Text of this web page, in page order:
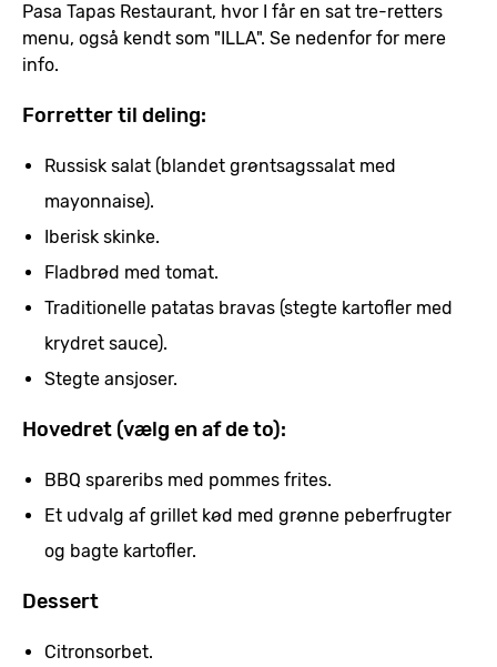
Pasa Tapas Restaurant, hvor I får en sat tre-retters
menu, også kendt som "ILLA". Se nedenfor for mere
info.
Forretter til deling:
Russisk salat (blandet grøntsagssalat med
mayonnaise).
Iberisk skinke.
Fladbrød med tomat.
Traditionelle patatas bravas (stegte kartofler med
krydret sauce).
Stegte ansjoser.
Hovedret (vælg en af de to):
BBQ spareribs med pommes frites.
Et udvalg af grillet kød med grønne peberfrugter
og bagte kartofler.
Dessert
Citronsorbet.